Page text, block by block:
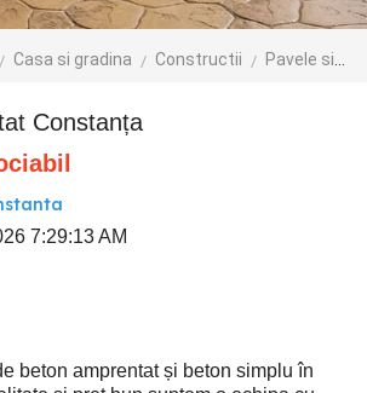
Casa si gradina Constructii Pavele si borduri
Constanța
7:29:13 AM
beton amprentat și beton simplu în